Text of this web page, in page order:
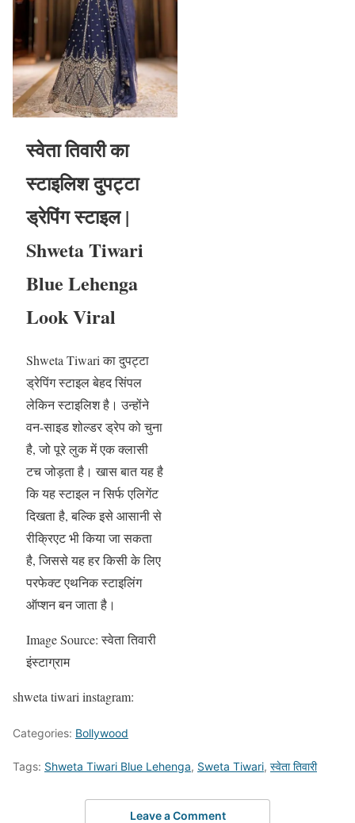
स्वेता तिवारी का
स्टाइलिश दुपट्टा
ड्रेपिंग स्टाइल |
Shweta Tiwari
Blue Lehenga
Look Viral
Shweta Tiwari का दुपट्टा
ड्रेपिंग स्टाइल बेहद सिंपल
लेकिन स्टाइलिश है। उन्होंने
वन-साइड शोल्डर ड्रेप को चुना
है, जो पूरे लुक में एक क्लासी
टच जोड़ता है। खास बात यह है
कि यह स्टाइल न सिर्फ एलिगेंट
दिखता है, बल्कि इसे आसानी से
रीक्रिएट भी किया जा सकता
है, जिससे यह हर किसी के लिए
परफेक्ट एथनिक स्टाइलिंग
ऑप्शन बन जाता है।
Image Source: स्वेता तिवारी
इंस्टाग्राम
shweta tiwari instagram:
Categories: Bollywood
Tags: Shweta Tiwari Blue Lehenga, Sweta Tiwari, स्वेता तिवारी
Leave a Comment